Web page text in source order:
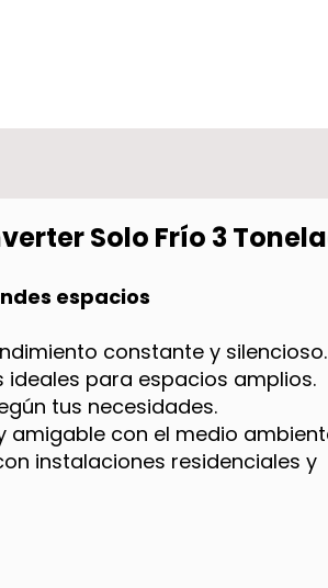
Solo Frío 3
espacios
constante y silencioso.
para espacios amplios.
tus necesidades.
amigable con el medio
instalaciones residenciales y